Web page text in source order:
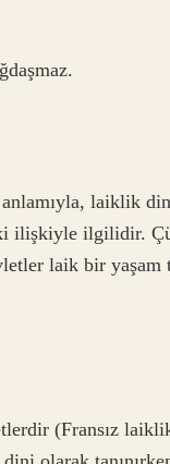
laiklik
ilişkiyle ilgilidir.
laik bir yaşam
(Fransız